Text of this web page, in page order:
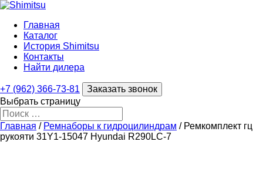
Главная
Каталог
История Shimitsu
Контакты
Найти дилера
+7 (962) 366-73-81
Заказать звонок
Выбрать страницу
Главная / Ремнаборы к гидроцилиндрам / Ремкомплект гц
рукояти 31Y1-15047 Hyundai R290LC-7